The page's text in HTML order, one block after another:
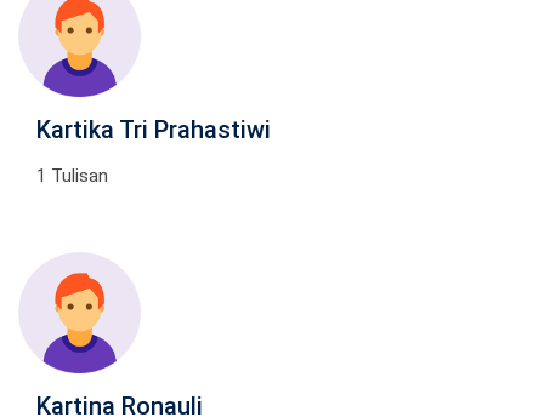
Kartika Tri Prahastiwi
1 Tulisan
Kartina Ronauli